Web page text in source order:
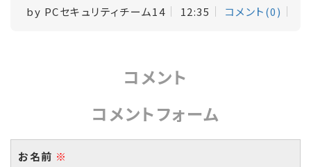
by PCセキュリティチーム14 12:35 コメント(0)
コメント
コメントフォーム
お名前 ※